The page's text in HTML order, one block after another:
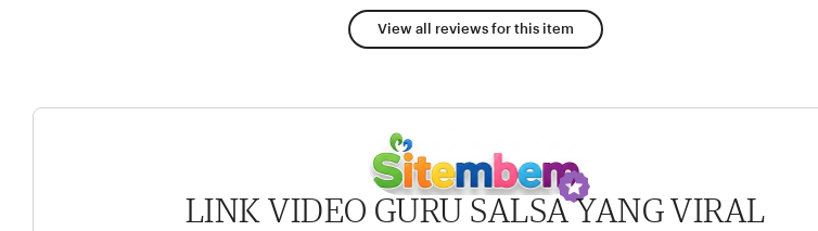
View all reviews for this item
LINK VIDEO GURU SALSA YANG VIRAL